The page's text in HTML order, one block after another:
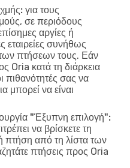
για τους
σε περιόδους
αργίες ή
εταιρείες συνήθως
πτήσεων τους. Εάν
Oria κατά τη διάρκεια
πιθανότητές σας να
μπορεί να είναι
"Έξυπνη επιλογή":
να βρίσκετε τη
πτήση από τη λίστα των
πτήσεις προς Oria